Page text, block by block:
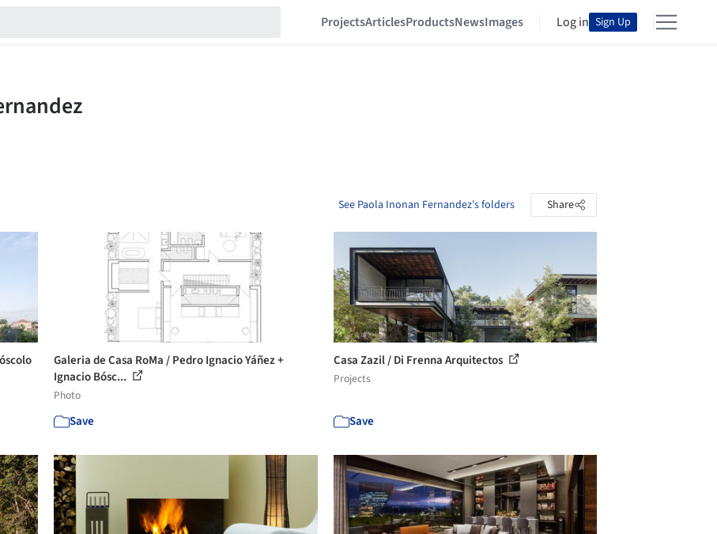
ProjectsArticlesProductsNewsImages Log in Sign Up
See Paola Inonan Fernandez's folders Share
Galeria de Casa RoMa / Pedro Ignacio Yáñez +
Ignacio Bósc...
Photo
Save
Casa Zazil / Di Frenna Arquitectos
Projects
Save